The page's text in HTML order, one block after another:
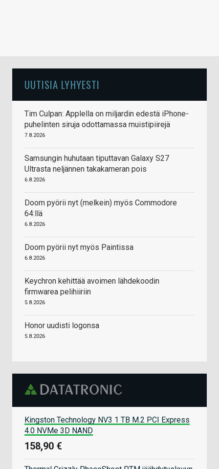
UUTISIA LYHYESTI
Tim Culpan: Applella on miljardin edestä iPhone-
puhelinten siruja odottamassa muistipiirejä
7.8.2026
Samsungin huhutaan tiputtavan Galaxy S27
Ultrasta neljännen takakameran pois
6.8.2026
Doom pyörii nyt (melkein) myös Commodore
64:llä
6.8.2026
Doom pyörii nyt myös Paintissa
6.8.2026
Keychron kehittää avoimen lähdekoodin
firmwarea pelihiiriin
5.8.2026
Honor uudisti logonsa
5.8.2026
Kingston Technology NV3 1 TB M.2 PCI Express
4.0 NVMe 3D NAND
158,90 €